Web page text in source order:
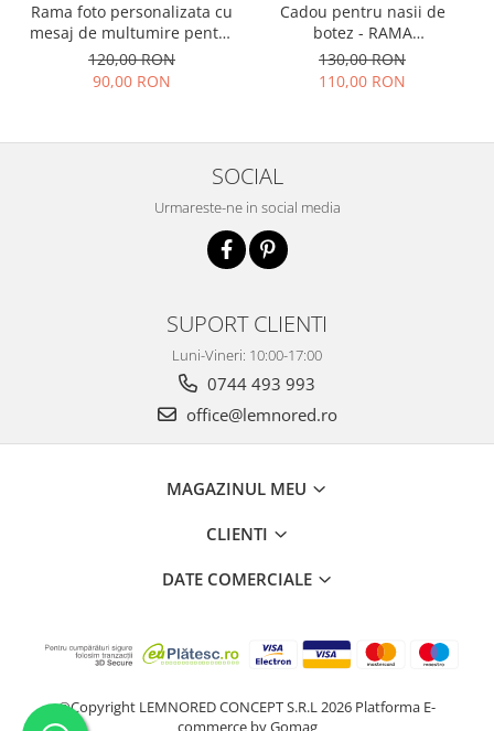
Rama foto personalizata cu
mesaj de multumire pentru
nasii de botez | Cadou
emotional pentru nasi
120,00 RON
90,00 RON
Cadou pentru nasii de
botez - RAMA
PERONALIZATA BOTEZ
130,00 RON
110,00 RON
SOCIAL
Urmareste-ne in social media
SUPORT CLIENTI
Luni-Vineri: 10:00-17:00
0744 493 993
office@lemnored.ro
MAGAZINUL MEU
CLIENTI
DATE COMERCIALE
©Copyright LEMNORED CONCEPT S.R.L 2026 Platforma E-
commerce by Gomag